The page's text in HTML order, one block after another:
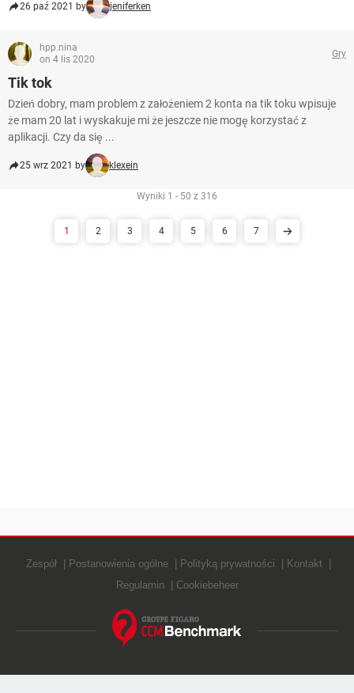
26 paź 2021 by jeniferken
hpp.nina
on 4 lis 2020
Gry
Tik tok
Dzień dobry, mam problem z założeniem 2 konta na tik toku wpisuje
że mam 20 lat i wyskakuje mi że jeszcze nie mogę korzystać z
aplikacji. Czy da się ...
25 wrz 2021 by klexein
Wyniki 1 - 50 z 316
1 2 3 4 5 6 7
Zespół Postanowienia ogólne Polityką prywatności
Kontakt
Regulamin
Cookiebeheer